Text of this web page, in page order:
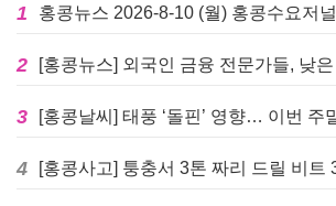
1 홍콩뉴스 2026-8-10 (월) 홍콩수요저널
2
3
4